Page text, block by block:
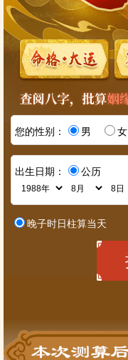
您的性别： 男 女
出生日期： 公历
晚子时日柱算当天